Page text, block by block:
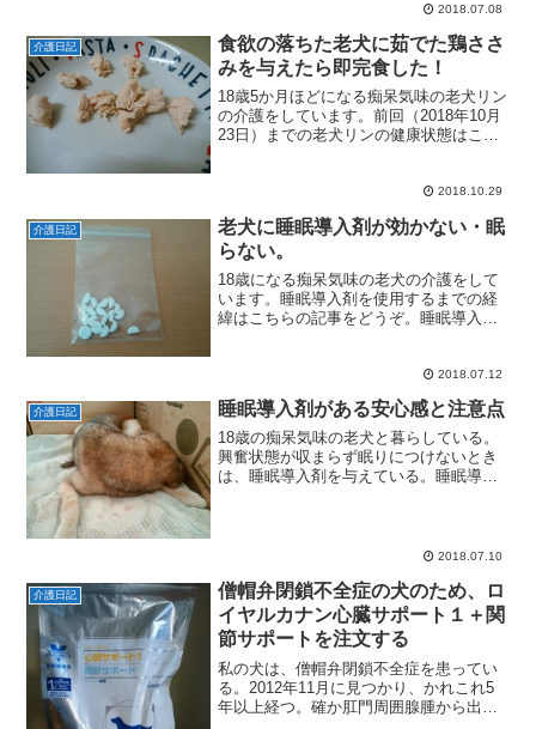
て、「グリニーズ、好きなのかな～」と
思って買い始めたような...
2018.07.08
介護日記
食欲の落ちた老犬に茹でた鶏ささ
みを与えたら即完食した！
18歳5か月ほどになる痴呆気味の老犬リン
の介護をしています。前回（2018年10月
23日）までの老犬リンの健康状態はこち
食べなくなってしまうお腹の調子は相変
2018.10.29
介護日記
老犬に睡眠導入剤が効かない・眠
らない。
18歳になる痴呆気味の老犬の介護をして
います。睡眠導入剤を使用するまでの経
緯はこちらの記事をどうぞ。睡眠導入剤
排泄・運動後、眠ることなく起き続け
る。17時30...
2018.07.12
介護日記 睡眠導入剤がある安心感と注意点
18歳の痴呆気味の老犬と暮らしている。
興奮状態が収まらず眠りにつけないとき
は、睡眠導入剤を与えている。睡眠導入
2018.07.10
介護日記
僧帽弁閉鎖不全症の犬のため、ロ
イヤルカナン心臓サポート１＋関
節サポートを注文する
私の犬は、僧帽弁閉鎖不全症を患ってい
る。2012年11月に見つかり、かれこれ5
年以上経つ。確か肛門周囲腺腫から出血